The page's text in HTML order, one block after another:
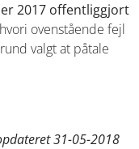
2017 offentliggjort
ovenstående fejl
valgt at påtale
31-05-2018